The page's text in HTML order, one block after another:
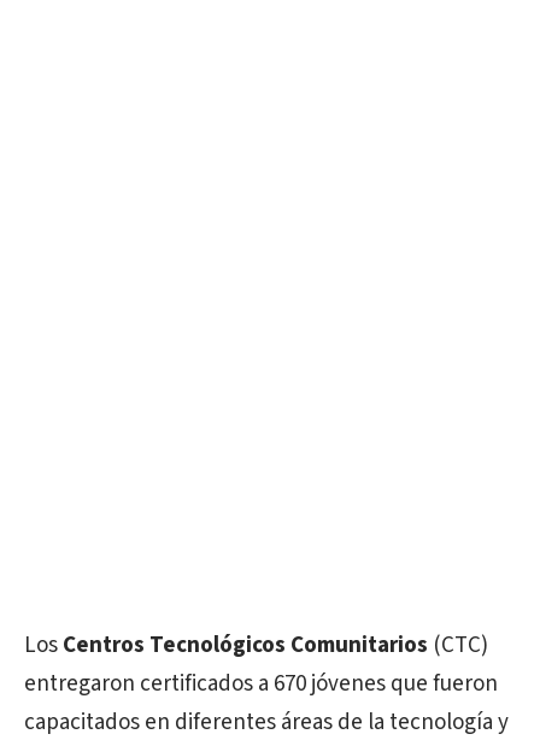
LosCentros Tecnológicos Comunitarios (CTC)
entregaron certificados a 670 jóvenes que fueron
capacitados en diferentes áreas de la tecnología y